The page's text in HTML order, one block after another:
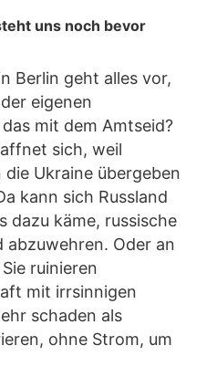
uns noch bevor
Berlin geht alles vor,
eigenen
mit dem Amtseid?
sich, weil
die Ukraine übergeben
kann sich Russland
dazu käme, russische
abzuwehren. Oder an
ruinieren
mit irrsinnigen
schaden als
ohne Strom, um